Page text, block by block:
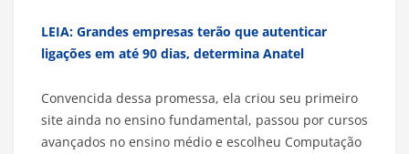
LEIA: Grandes empresas terão que autenticar
ligações em até 90 dias, determina Anatel
Convencida dessa promessa, ela criou seu primeiro
site ainda no ensino fundamental, passou por cursos
avançados no ensino médio e escolheu Computação